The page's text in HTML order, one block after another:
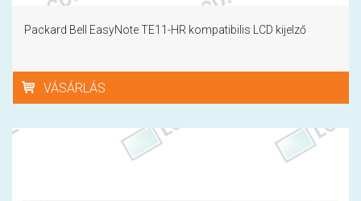
Packard Bell EasyNote TE11-HR kompatibilis LCD kijelző
VÁSÁRLÁS